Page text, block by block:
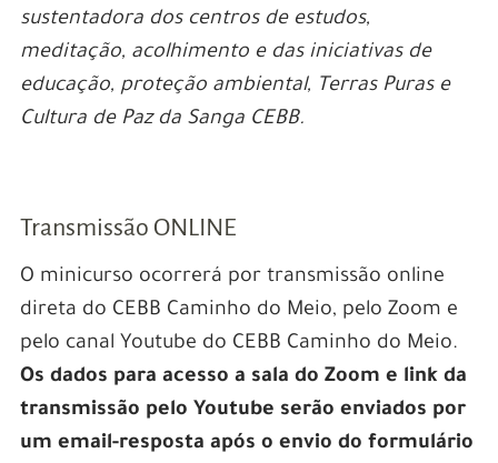
sustentadora dos centros de estudos,
meditação, acolhimento e das iniciativas de
educação, proteção ambiental, Terras Puras e
Cultura de Paz da Sanga CEBB.
Transmissão ONLINE
O minicurso ocorrerá por transmissão online
direta do CEBB Caminho do Meio, pelo Zoom e
pelo canal Youtube do CEBB Caminho do Meio.
Os dados para acesso a sala do Zoom e link da
transmissão pelo Youtube serão enviados por
um email-resposta após o envio do formulário